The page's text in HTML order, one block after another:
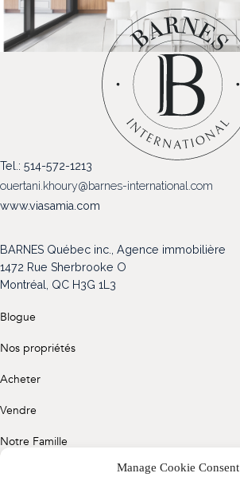
Manage Cookie Consent
VENDRE
NOTRE FAMILLE
(514) 572-1213
ÊTRE CONTACTÉ(E)
Tel.: 514-572-1213
ouertani.khoury@barnes-international.com
www.viasamia.com
BARNES Québec inc., Agence immobilière
1472 Rue Sherbrooke O
Montréal, QC H3G 1L3
Blogue
Nos propriétés
Acheter
Vendre
Notre Famille